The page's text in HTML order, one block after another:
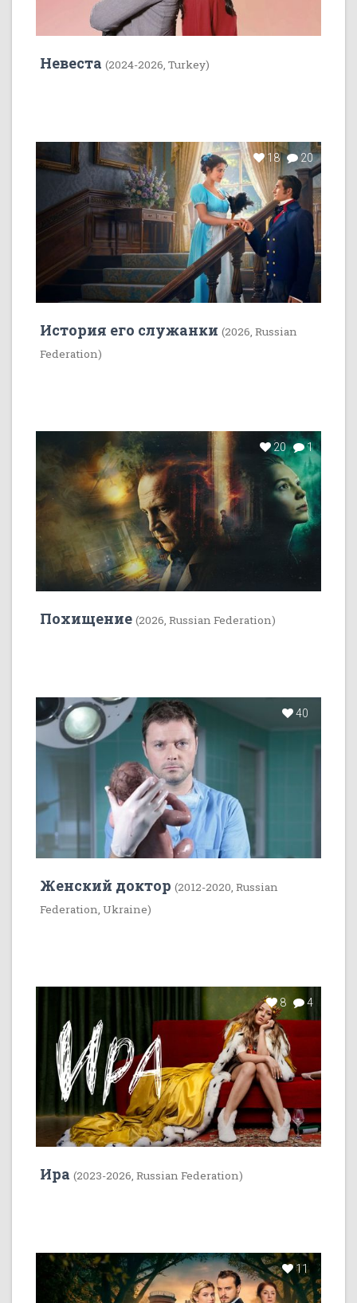
Невеста (2024-2026, Turkey)
18 20
История его служанки (2026, Russian
Federation)
20 1
Похищение (2026, Russian Federation)
40
Женский доктор (2012-2020, Russian
Federation, Ukraine)
8 4
Ира (2023-2026, Russian Federation)
11